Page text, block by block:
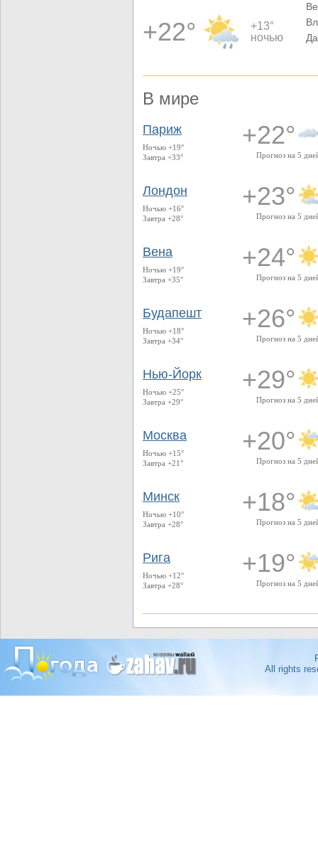
+22°
+13°
ночью
В мире
Париж
Ночью +19°
Завтра +33°
+22°
Прогноз на 5
Лондон
Ночью +16°
Завтра +28°
+23°
Прогноз на 5
Вена
Ночью +19°
Завтра +35°
+24°
Прогноз на 5
Будапешт
Ночью +18°
Завтра +34°
+26°
Прогноз на 5
Нью-Йорк
Ночью +25°
Завтра +29°
+29°
Прогноз на 5
Москва
Ночью +15°
Завтра +21°
+20°
Прогноз на 5
Минск
Ночью +10°
Завтра +28°
+18°
Прогноз на 5
Рига
Ночью +12°
Завтра +28°
+19°
Прогноз на 5
All rights